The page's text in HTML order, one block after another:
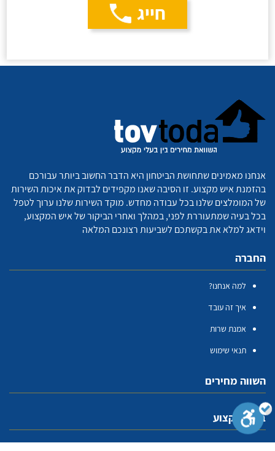
חייג
אנחנו מאמינים שתחושת הביטחון היא הדבר החשוב ביותר עבורכם
בהזמנת איש מקצוע. זו הסיבה שאנו מקפידים לבדוק את איכות השירות
של המומלצים שלנו בכל עבודה מחדש. מוקד השירות שלנו ערוך לטפל
בכל בעיה שמתעוררת לפני, במהלך ואחרי הביקור של איש המקצוע,
וידאג למלא את בקשתכם לשביעות רצונכם המלאה
החברה
למה אנחנו?
איך זה עובד
אמנת שרות
תנאי שימוש
השווה מחירים
בעלי מקצוע